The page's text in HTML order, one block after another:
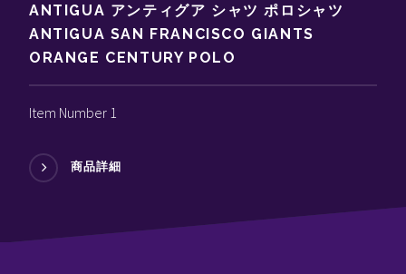
ANTIGUA アンティグア シャツ ポロシャツ
ANTIGUA SAN FRANCISCO GIANTS
ORANGE CENTURY POLO
Item Number 1
商品詳細